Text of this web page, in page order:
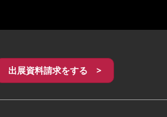
出展資料請求をする >